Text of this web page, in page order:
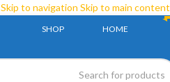
Skip to navigation Skip to main content
HOME
SHOP